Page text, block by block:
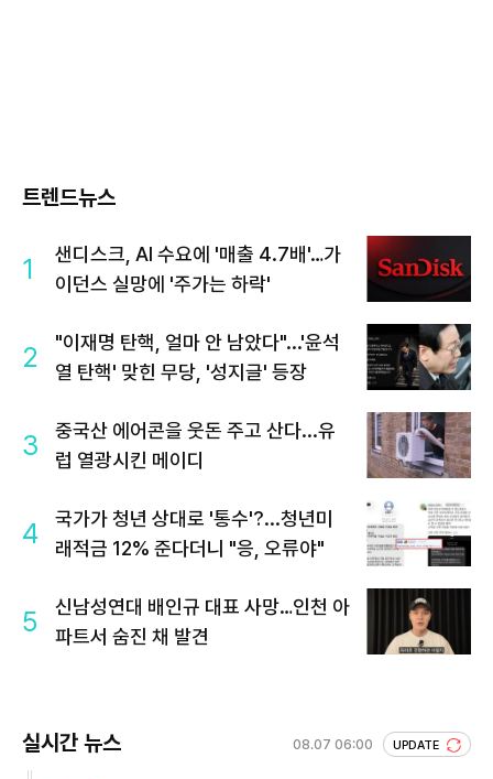
트렌드뉴스
1
샌디스크, AI 수요에 '매출 4.7배'…가
이던스 실망에 '주가는 하락'
2
"이재명 탄핵, 얼마 안 남았다"...'윤석
열 탄핵' 맞힌 무당, '성지글' 등장
3
중국산 에어콘을 웃돈 주고 산다...유
럽 열광시킨 메이디
4
국가가 청년 상대로 '통수'?...청년미
래적금 12% 준다더니 "응, 오류야"
5
신남성연대 배인규 대표 사망…인천 아
파트서 숨진 채 발견
실시간 뉴스 08.07 06:00 UPDATE